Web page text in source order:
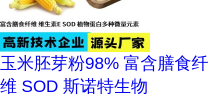
玉米胚芽粉98% 富含膳食纤
维 SOD 斯诺特生物